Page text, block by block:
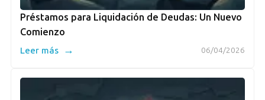
Préstamos para Liquidación de Deudas: Un Nuevo
Comienzo
06/04/2026
Leer más →